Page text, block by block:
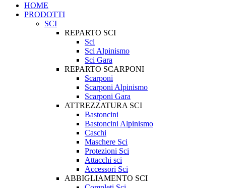
HOME
PRODOTTI
SCI
REPARTO SCI
Sci
Sci Alpinismo
Sci Gara
REPARTO SCARPONI
Scarponi
Scarponi Alpinismo
Scarponi Gara
ATTREZZATURA SCI
Bastoncini
Bastoncini Alpinismo
Caschi
Maschere Sci
Protezioni Sci
Attacchi sci
Accessori Sci
ABBIGLIAMENTO SCI